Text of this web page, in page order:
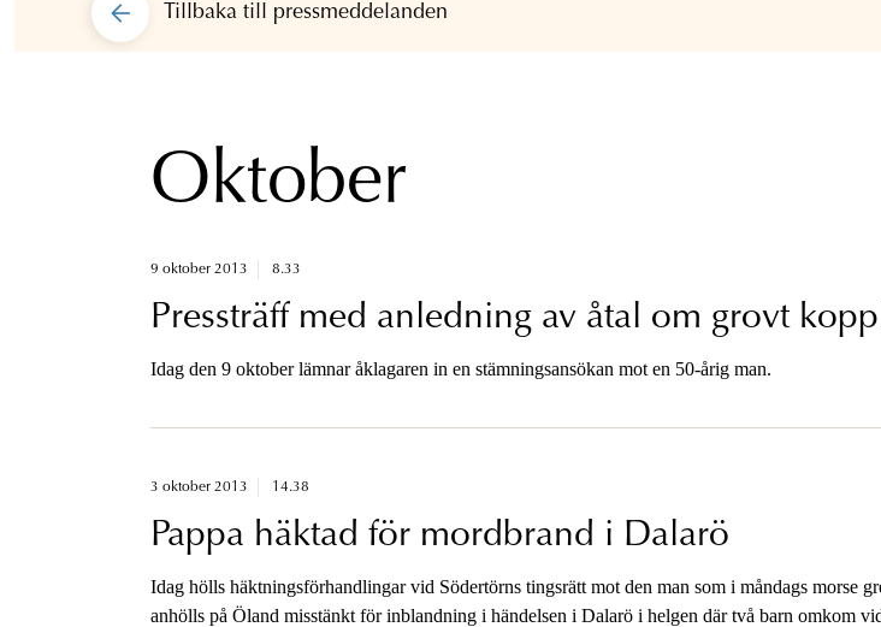
Tillbaka till pressmeddelanden
Oktober
9 oktober 2013 8.33
Pressträff med anledning av åtal om grovt
Idag den 9 oktober lämnar åklagaren in en stämningsansökan mot en 50-årig man.
3 oktober 2013 14.38
Pappa häktad för mordbrand i Dalarö
Idag hölls häktningsförhandlingar vid Södertörns tingsrätt mot den man som i måndags morse
anhölls på Öland misstänkt för inblandning i händelsen i Dalarö i helgen där två barn omkom